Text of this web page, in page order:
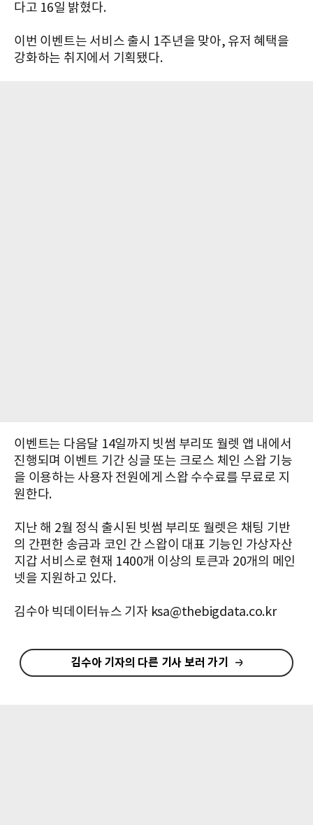
다고 16일 밝혔다.
이번 이벤트는 서비스 출시 1주년을 맞아, 유저 혜택을
강화하는 취지에서 기획됐다.
이벤트는 다음달 14일까지 빗썸 부리또 월렛 앱 내에서
진행되며 이벤트 기간 싱글 또는 크로스 체인 스왑 기능
을 이용하는 사용자 전원에게 스왑 수수료를 무료로 지
원한다.
지난 해 2월 정식 출시된 빗썸 부리또 월렛은 채팅 기반
의 간편한 송금과 코인 간 스왑이 대표 기능인 가상자산
지갑 서비스로 현재 1400개 이상의 토큰과 20개의 메인
넷을 지원하고 있다.
김수아 빅데이터뉴스 기자 ksa@thebigdata.co.kr
김수아 기자의 다른 기사 보러 가기